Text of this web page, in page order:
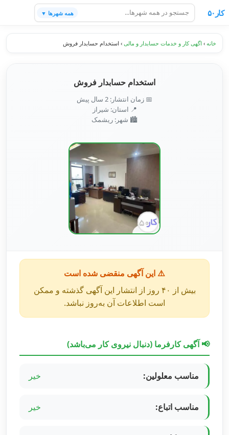
کار۵۰ همه شهرها ▼
خانه › اگهی کار و خدمات حسابدار و مالی › استخدام حسابدار فروش
استخدام حسابدار فروش
📅 زمان انتشار: 2 سال پیش
📍 استان: شیراز
🏙️ شهر: ریشمک
⚠️ این آگهی منقضی شده است
بیش از ۴۰ روز از انتشار این آگهی گذشته و ممکن
است اطلاعات آن به‌روز نباشد.
📢 آگهی کارفرما (دنبال نیروی کار می‌باشد)
مناسب معلولین: خیر
مناسب اتباع: خیر